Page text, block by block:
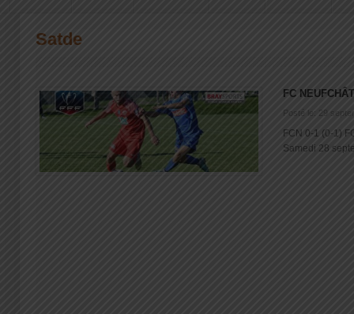
Satde
FC
Posté le: 29
FCN 0-1 (0-1)
Samedi 28